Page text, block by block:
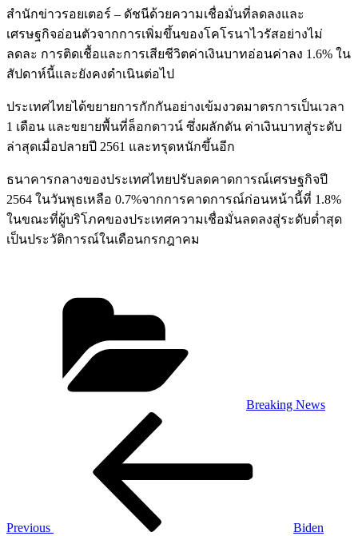
สำนักข่าวรอยเตอร์ – ดัชนีด้วยความเชื่อมั่นที่ลดลงและ
เศรษฐกิจอ่อนตัวจากการเพิ่มขึ้นของโคโรนาไวรัสอย่างไม่
ลดละ การติดเชื้อและการเสียชีวิตค่าเงินบาทอ่อนค่าลง 1.6% ใน
สัปดาห์นี้และยังคงดำเนินต่อไป
ประเทศไทยได้ขยายการกักกันอย่างเข้มงวดมาตรการเป็นเวลา
1 เดือน และขยายพื้นที่ล็อกดาวน์ ซึ่งผลักดัน ค่าเงินบาทสู่ระดับ
ล่าสุดเมื่อปลายปี 2561 และทรุดหนักขึ้นอีก
ธนาคารกลางของประเทศไทยปรับลดคาดการณ์เศรษฐกิจปี
2564 ในวันพุธเหลือ 0.7%จากการคาดการณ์ก่อนหน้านี้ที่ 1.8%
ในขณะที่ผู้บริโภคของประเทศความเชื่อมั่นลดลงสู่ระดับต่ำสุด
เป็นประวัติการณ์ในเดือนกรกฎาคม
Breaking News
Previous
Biden